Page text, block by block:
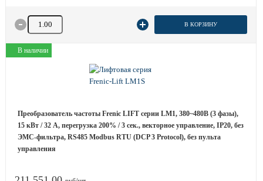
Количество товара В КОРЗИНУ
В наличии
Преобразователь частоты Frenic LIFT серии LM1, 380~480B (3 фазы),
15 кВт / 32 A, перегрузка 200% / 3 сек., векторное управление, IP20, без
ЭМС-фильтра, RS485 Modbus RTU (DCP 3 Protocol), без пульта
управления